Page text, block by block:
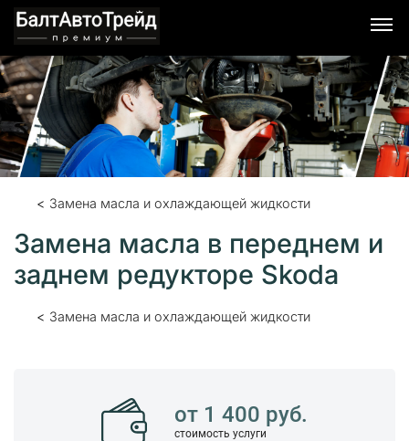
Замена масла и охлаждающей жидкости
Замена масла в переднем и
заднем редукторе Skoda
Замена масла и охлаждающей жидкости
от 1 400 руб.
стоимость услуги
Я согласен с условиями обработки персональных
данных.